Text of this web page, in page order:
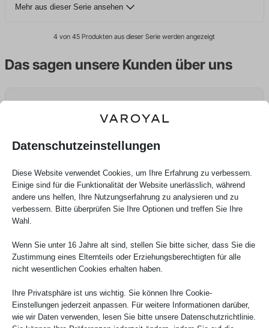
Mehr aus dieser Serie ansehen
4 von 45 Produkten aus dieser Serie werden angezeigt
Das sagen unsere Kunden über uns
29.07.2026
Verifizierte Bewertung
Datenschutzeinstellungen
Diese Website verwendet Cookies, um Ihre Erfahrung zu verbessern.
Einige sind für die Funktionalität der Website unerlässlich, während
andere uns helfen, Ihre Nutzungserfahrung zu analysieren und zu
verbessern. Bitte überprüfen Sie Ihre Optionen und treffen Sie Ihre
Wahl.
Wenn Sie unter 16 Jahre alt sind, stellen Sie bitte sicher, dass Sie die
Zustimmung eines Elternteils oder Erziehungsberechtigten für alle
nicht wesentlichen Cookies erhalten haben.
Ihre Privatsphäre ist uns wichtig. Sie können Ihre Cookie-
Einstellungen jederzeit anpassen. Für weitere Informationen darüber,
wie wir Daten verwenden, lesen Sie bitte unsere Datenschutzrichtlinie.